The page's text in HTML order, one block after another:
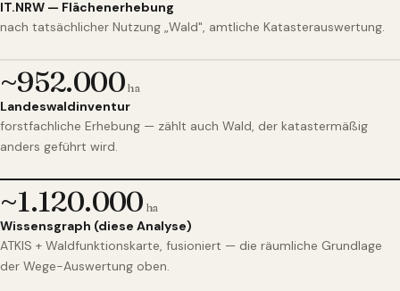
IT.NRW — Flächenerhebung
nach tatsächlicher Nutzung „Wald", amtliche Katasterauswertung.
~952.000ha
Landeswaldinventur
forstfachliche Erhebung — zählt auch Wald, der katastermäßig
anders geführt wird.
~1.120.000 ha
Wissensgraph (diese Analyse)
ATKIS + Waldfunktionskarte, fusioniert — die räumliche Grundlage
der Wege-Auswertung oben.